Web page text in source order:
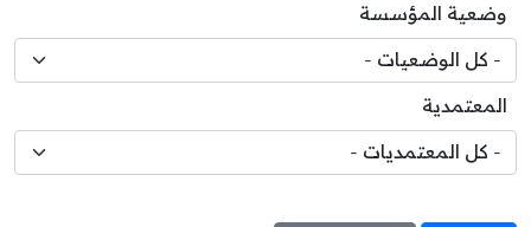
وضعية المؤسسة
المعتمدية